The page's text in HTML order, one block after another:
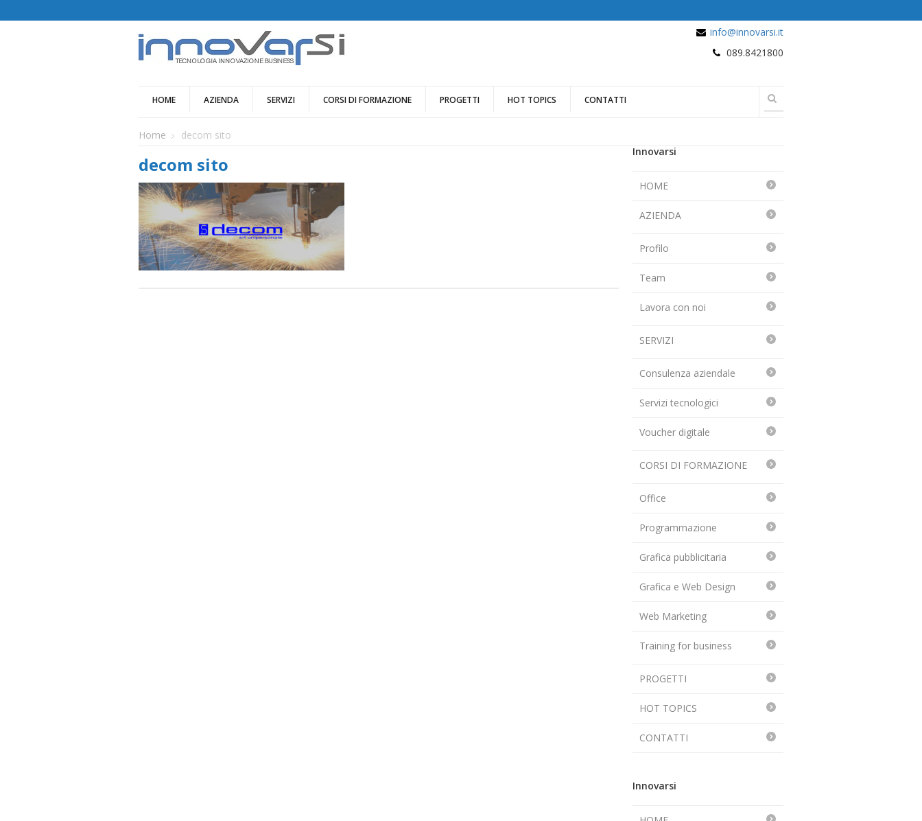
info@innovarsi.it
089.8421800
HOME AZIENDA SERVIZI CORSI DI FORMAZIONE PROGETTI HOT TOPICS CONTATTI
Home decom sito
decom sito
Innovarsi
HOME
AZIENDA
Profilo
Team
Lavora con noi
SERVIZI
Consulenza aziendale
Servizi tecnologici
Voucher digitale
CORSI DI FORMAZIONE
Office
Programmazione
Grafica pubblicitaria
Grafica e Web Design
Web Marketing
Training for business
PROGETTI
HOT TOPICS
CONTATTI
Innovarsi